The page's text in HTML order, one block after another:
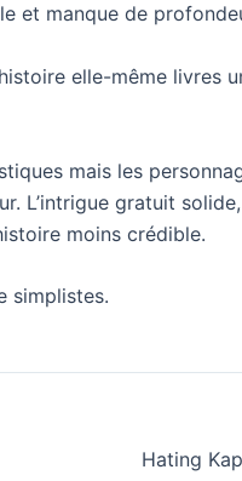
et manque de
elle-même livres
mais les
L’intrigue gratuit
moins crédible.
simplistes.
Hating